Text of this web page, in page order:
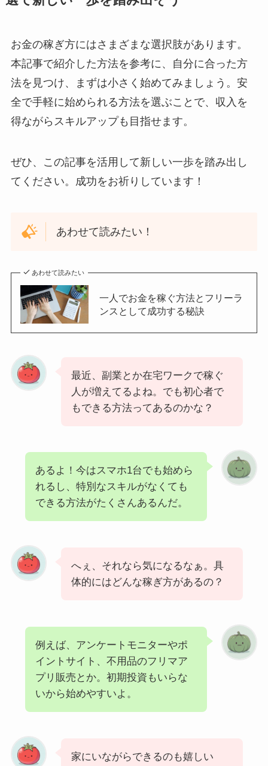
お金の稼ぎ方にはさまざまな選択肢があります。
本記事で紹介した方法を参考に、自分に合った方
法を見つけ、まずは小さく始めてみましょう。安
全で手軽に始められる方法を選ぶことで、収入を
得ながらスキルアップも目指せます。
ぜひ、この記事を活用して新しい一歩を踏み出し
てください。成功をお祈りしています！
あわせて読みたい！
あわせて読みたい
一人でお金を稼ぐ方法とフリーラ
ンスとして成功する秘訣
最近、副業とか在宅ワークで稼ぐ
人が増えてるよね。でも初心者で
もできる方法ってあるのかな？
あるよ！今はスマホ1台でも始めら
れるし、特別なスキルがなくても
できる方法がたくさんあるんだ。
へぇ、それなら気になるなぁ。具
体的にはどんな稼ぎ方があるの？
例えば、アンケートモニターやポ
イントサイト、不用品のフリマア
プリ販売とか。初期投資もいらな
いから始めやすいよ。
家にいながらできるのも嬉しい